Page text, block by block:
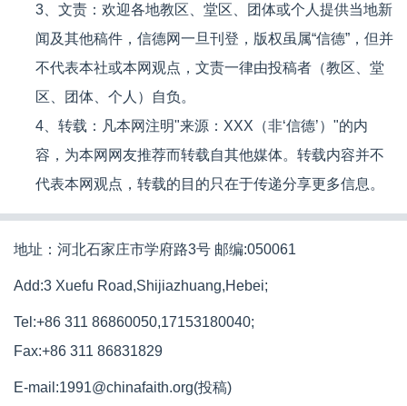
3、文责：欢迎各地教区、堂区、团体或个人提供当地新
闻及其他稿件，信德网一旦刊登，版权虽属“信德”，但并
不代表本社或本网观点，文责一律由投稿者（教区、堂
区、团体、个人）自负。
4、转载：凡本网注明"来源：XXX（非‘信德’）"的内
容，为本网网友推荐而转载自其他媒体。转载内容并不
代表本网观点，转载的目的只在于传递分享更多信息。
地址：河北石家庄市学府路3号 邮编:050061
Add:3 Xuefu Road,Shijiazhuang,Hebei;
Tel:+86 311 86860050,17153180040;
Fax:+86 311 86831829
E-mail:1991@chinafaith.org(投稿)